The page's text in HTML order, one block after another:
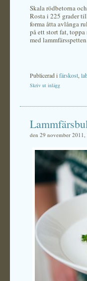
Skala rödbetorna
Rosta i 225 grader
forma åtta avlånga
på ett stort fat,
med
Publicerad ifärskost
Skriv ut inlägg
den 29 november